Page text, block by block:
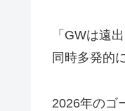
「GWは遠
同時多発的
2026年のゴ